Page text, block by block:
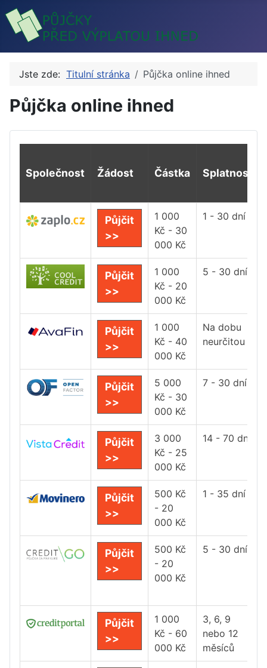
Jste zde: Titulní stránka Půjčka online ihned
Půjčka online ihned
Společnost Žádost Částka Splatnost
Půjčit
>>
1 000
Kč - 30
000 Kč
1 - 30 dní
Půjčit
>>
1 000
Kč - 20
000 Kč
5 - 30 dní
Půjčit
>>
1 000
Kč - 40
000 Kč
Na dobu
neurčitou
Půjčit
>>
5 000
Kč - 30
000 Kč
7 - 30 dní
Půjčit
>>
3 000
Kč - 25
000 Kč
14 - 70 dní
Půjčit
>>
500 Kč
- 20
000 Kč
1 - 35 dní
Půjčit
>>
500 Kč
- 20
000 Kč
5 - 30 dní
Půjčit
>>
1 000
Kč - 60
000 Kč
3, 6, 9
nebo 12
měsíců